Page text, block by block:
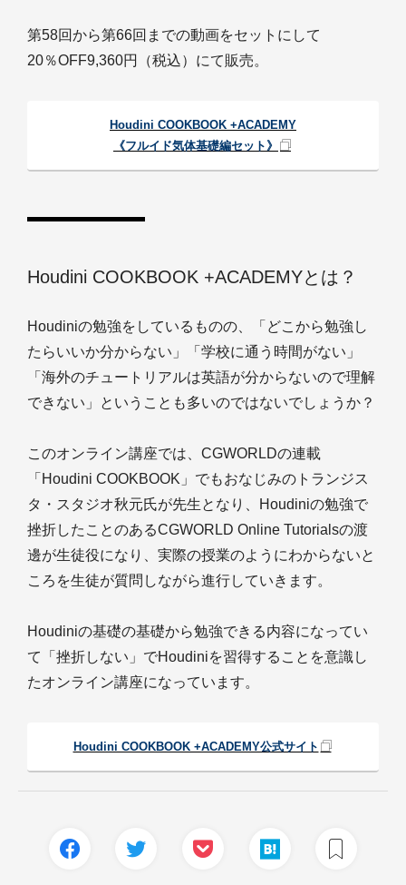
第58回から第66回までの動画をセットにして
20％OFF9,360円（税込）にて販売。
Houdini COOKBOOK +ACADEMY
《フルイド気体基礎編セット》
Houdini COOKBOOK +ACADEMYとは？
Houdiniの勉強をしているものの、「どこから勉強し
たらいいか分からない」「学校に通う時間がない」
「海外のチュートリアルは英語が分からないので理解
できない」ということも多いのではないでしょうか？
このオンライン講座では、CGWORLDの連載
「Houdini COOKBOOK」でもおなじみのトランジス
タ・スタジオ秋元氏が先生となり、Houdiniの勉強で
挫折したことのあるCGWORLD Online Tutorialsの渡
邊が生徒役になり、実際の授業のようにわからないと
ころを生徒が質問しながら進行していきます。
Houdiniの基礎の基礎から勉強できる内容になってい
て「挫折しない」でHoudiniを習得することを意識し
たオンライン講座になっています。
Houdini COOKBOOK +ACADEMY公式サイト